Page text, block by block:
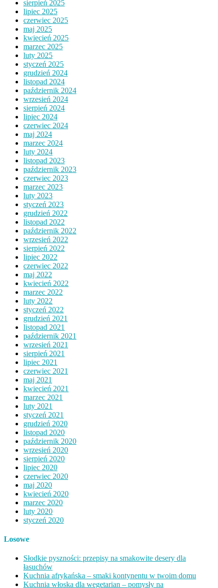
sierpień 2025
lipiec 2025
czerwiec 2025
maj 2025
kwiecień 2025
marzec 2025
luty 2025
styczeń 2025
grudzień 2024
listopad 2024
październik 2024
wrzesień 2024
sierpień 2024
lipiec 2024
czerwiec 2024
maj 2024
marzec 2024
luty 2024
listopad 2023
październik 2023
czerwiec 2023
marzec 2023
luty 2023
styczeń 2023
grudzień 2022
listopad 2022
październik 2022
wrzesień 2022
sierpień 2022
lipiec 2022
czerwiec 2022
maj 2022
kwiecień 2022
marzec 2022
luty 2022
styczeń 2022
grudzień 2021
listopad 2021
październik 2021
wrzesień 2021
sierpień 2021
lipiec 2021
czerwiec 2021
maj 2021
kwiecień 2021
marzec 2021
luty 2021
styczeń 2021
grudzień 2020
listopad 2020
październik 2020
wrzesień 2020
sierpień 2020
lipiec 2020
czerwiec 2020
maj 2020
kwiecień 2020
marzec 2020
luty 2020
styczeń 2020
Losowe
Słodkie pyszności: przepisy na smakowite desery dla
łasuchów
Kuchnia afrykańska – smaki kontynentu w twoim domu
Kuchnia włoska dla wegetarian – pomysły na